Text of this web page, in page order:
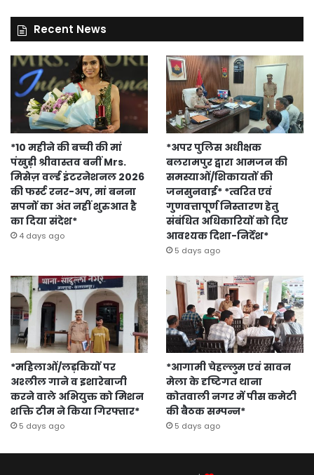
Recent News
*10 महीने की बच्ची की मां
पंखुड़ी श्रीवास्तव बनीं Mrs.
मिसेज़ वर्ल्ड इंटरनेशनल 2026
की फर्स्ट रनर-अप, मां बनना
सपनों का अंत नहीं शुरुआत है
का दिया संदेश*
4 days ago
*अपर पुलिस अधीक्षक
बलरामपुर द्वारा आमजन की
समस्याओं/शिकायतों की
जनसुनवाई* *त्वरित एवं
गुणवत्तापूर्ण निस्तारण हेतु
संबंधित अधिकारियों को दिए
आवश्यक दिशा-निर्देश*
5 days ago
*महिलाओं/लड़कियों पर
अश्लील गाने व इशारेबाजी
करने वाले अभियुक्त को मिशन
शक्ति टीम ने किया गिरफ्तार*
5 days ago
*आगामी चेहल्लुम एवं सावन
मेला के दृष्टिगत थाना
कोतवाली नगर में पीस कमेटी
की बैठक सम्पन्न*
5 days ago